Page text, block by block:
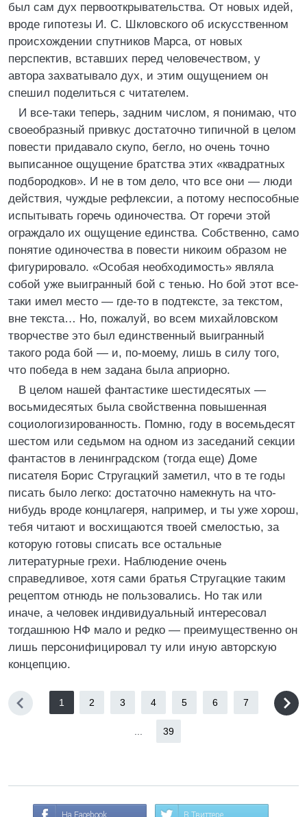
был сам дух первооткрывательства. От новых идей,
вроде гипотезы И. С. Шкловского об искусственном
происхождении спутников Марса, от новых
перспектив, вставших перед человечеством, у
автора захватывало дух, и этим ощущением он
спешил поделиться с читателем.
И все-таки теперь, задним числом, я понимаю, что
своеобразный привкус достаточно типичной в целом
повести придавало скупо, бегло, но очень точно
выписанное ощущение братства этих «квадратных
подбородков». И не в том дело, что все они — люди
действия, чуждые рефлексии, а потому неспособные
испытывать горечь одиночества. От горечи этой
ограждало их ощущение единства. Собственно, само
понятие одиночества в повести никоим образом не
фигурировало. «Особая необходимость» являла
собой уже выигранный бой с тенью. Но бой этот все-
таки имел место — где-то в подтексте, за текстом,
вне текста… Но, пожалуй, во всем михайловском
творчестве это был единственный выигранный
такого рода бой — и, по-моему, лишь в силу того,
что победа в нем задана была априорно.
В целом нашей фантастике шестидесятых —
восьмидесятых была свойственна повышенная
социологизированность. Помню, году в восемьдесят
шестом или седьмом на одном из заседаний секции
фантастов в ленинградском (тогда еще) Доме
писателя Борис Стругацкий заметил, что в те годы
писать было легко: достаточно намекнуть на что-
нибудь вроде концлагеря, например, и ты уже хорош,
тебя читают и восхищаются твоей смелостью, за
которую готовы списать все остальные
литературные грехи. Наблюдение очень
справедливое, хотя сами братья Стругацкие таким
рецептом отнюдь не пользовались. Но так или
иначе, а человек индивидуальный интересовал
тогдашнюю НФ мало и редко — преимущественно он
лишь персонифицировал ту или иную авторскую
концепцию.
1 2 3 4 5 6 7
39
На Facebook В Твиттере